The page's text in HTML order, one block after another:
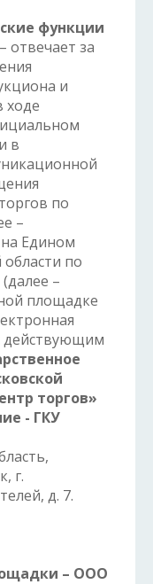
функции
– отвечает за
и
ходе
в
по
–
Едином
по
–
площадке
действующим
торгов»
- ГКУ
г.
д. 7.
– ООО